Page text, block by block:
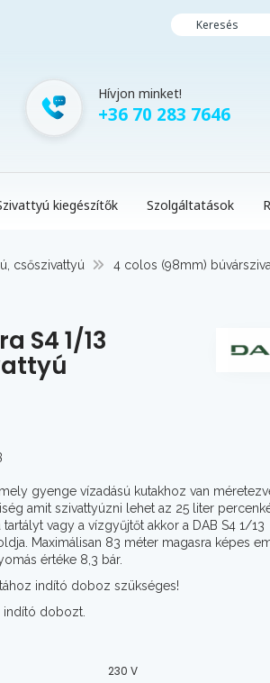
Keresés
Hívjon minket!
+36 70 283 7646
kiegészítők Szolgáltatások
csőszivattyú 4 colos (98mm)
S4 1/13
gyenge vízadású kutakhoz van
amit szivattyúzni lehet az 25 liter
tartályt vagy a vízgyűjtőt akkor a DAB S4 1/13
Maximálisan 83 méter magasra képes
értéke 8,3 bár.
indító doboz szükséges!
indító dobozt.
230 V